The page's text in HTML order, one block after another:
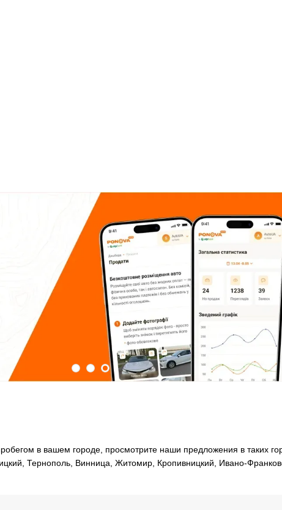
в вашем городе, просмотрите наши предложения в таких
Тернополь, Винница, Житомир, Кропивницкий, Ивано-